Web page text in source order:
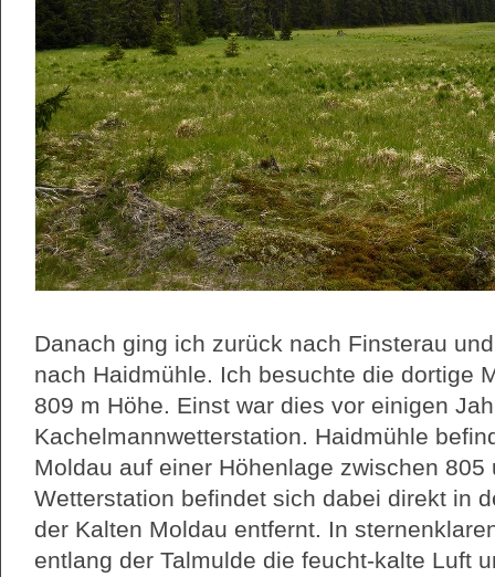
Danach ging ich zurück nach Finsterau
nach Haidmühle. Ich besuchte die dortige
809 m Höhe. Einst war dies vor einigen
Kachelmannwetterstation. Haidmühle
Moldau auf einer Höhenlage zwischen 805
Wetterstation befindet sich dabei direkt in
der Kalten Moldau entfernt. In
entlang der Talmulde die feucht-kalte Luft